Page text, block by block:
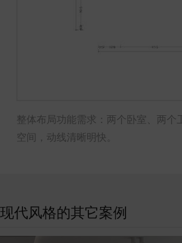
整体布局功能需求：两个卧室、两
空间，动线清晰明快。
现代风格的其它案例